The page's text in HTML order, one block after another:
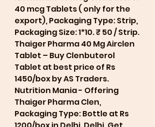
40 mcg Tablets ( only for the
export), Packaging Type: Strip,
Packaging Size: 1*10. ₹ 50 / Strip.
Thaiger Pharma 40 Mg Airclen
Tablet – Buy Clenbuterol
Tablet at best price of Rs
1450/box by AS Traders.
Nutrition Mania - Offering
Thaiger Pharma Clen,
Packaging Type: Bottle at Rs